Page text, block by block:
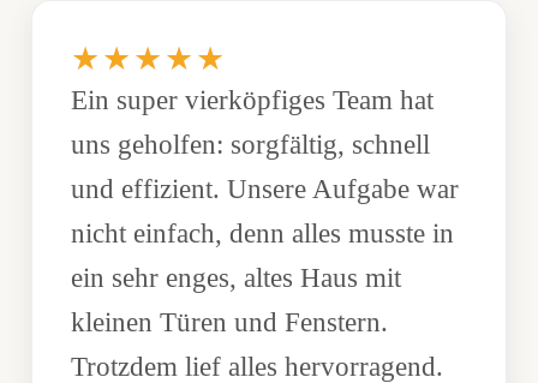
★★★★★
Ein super vierköpfiges Team hat
uns geholfen: sorgfältig, schnell
und effizient. Unsere Aufgabe war
nicht einfach, denn alles musste in
ein sehr enges, altes Haus mit
kleinen Türen und Fenstern.
Trotzdem lief alles hervorragend.